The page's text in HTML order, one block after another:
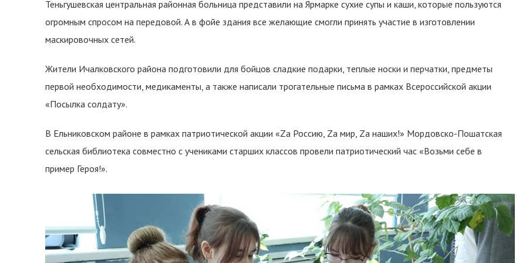
Теньгушевская центральная районная больница представили на Ярмарке сухие супы и каши, которые пользуются
огромным спросом на передовой. А в фойе здания все желающие смогли принять участие в изготовлении
маскировочных сетей.
Жители Ичалковского района подготовили для бойцов сладкие подарки, теплые носки и перчатки, предметы
первой необходимости, медикаменты, а также написали трогательные письма в рамках Всероссийской акции
«Посылка солдату».
В Ельниковском районе в рамках патриотической акции «Zа Россию, Zа мир, Zа наших!» Мордовско-Пошатская
сельская библиотека совместно с учениками старших классов провели патриотический час «Возьми себе в
пример Героя!».